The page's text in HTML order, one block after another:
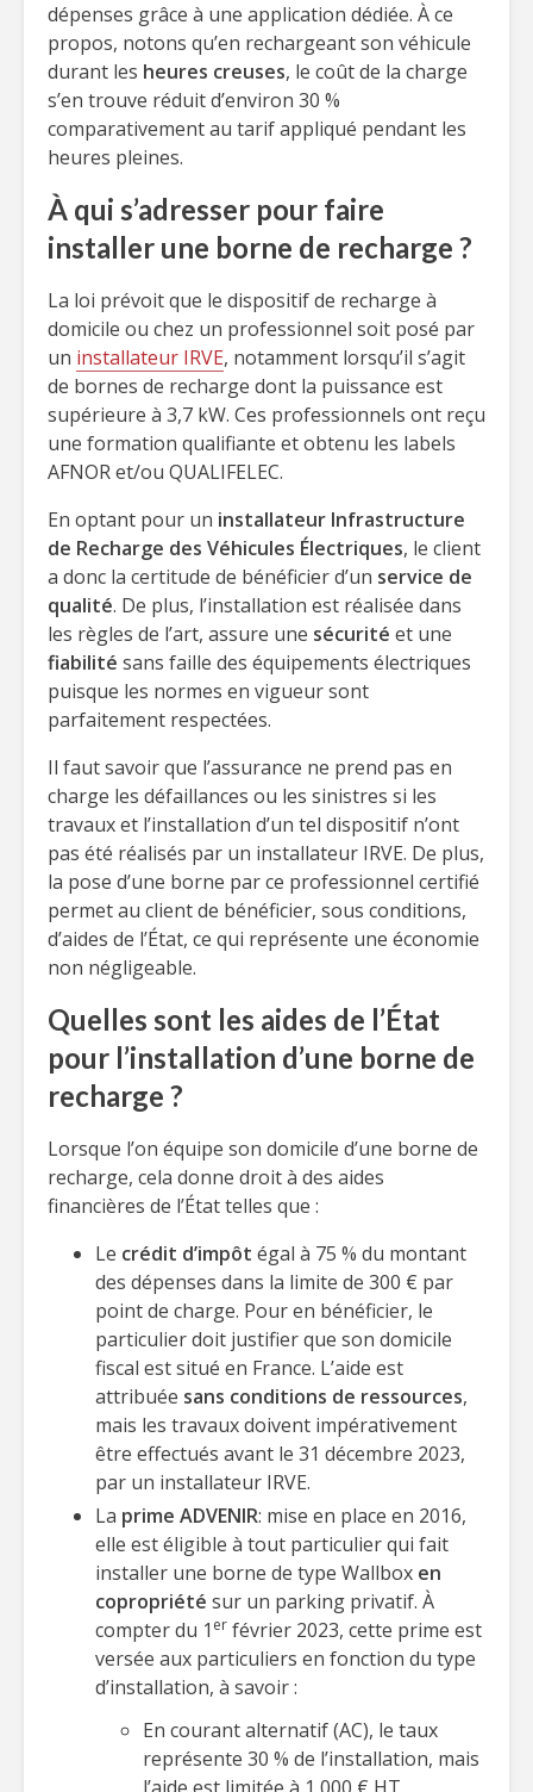
dépenses grâce à une application dédiée. À ce
propos, notons qu’en rechargeant son véhicule
durant les heures creuses, le coût de la charge
s’en trouve réduit d’environ 30 %
comparativement au tarif appliqué pendant les
heures pleines.
À qui s’adresser pour faire
installer une borne de recharge ?
La loi prévoit que le dispositif de recharge à
domicile ou chez un professionnel soit posé par
un installateur IRVE, notamment lorsqu’il s’agit
de bornes de recharge dont la puissance est
supérieure à 3,7 kW. Ces professionnels ont reçu
une formation qualifiante et obtenu les labels
AFNOR et/ou QUALIFELEC.
En optant pour un installateur Infrastructure
de Recharge des Véhicules Électriques, le client
a donc la certitude de bénéficier d’un service de
qualité. De plus, l’installation est réalisée dans
les règles de l’art, assure une sécurité et une
fiabilité sans faille des équipements électriques
puisque les normes en vigueur sont
parfaitement respectées.
Il faut savoir que l’assurance ne prend pas en
charge les défaillances ou les sinistres si les
travaux et l’installation d’un tel dispositif n’ont
pas été réalisés par un installateur IRVE. De plus,
la pose d’une borne par ce professionnel certifié
permet au client de bénéficier, sous conditions,
d’aides de l’État, ce qui représente une économie
non négligeable.
Quelles sont les aides de l’État
pour l’installation d’une borne de
recharge ?
Lorsque l’on équipe son domicile d’une borne de
recharge, cela donne droit à des aides
financières de l’État telles que :
Le crédit d’impôt égal à 75 % du montant
des dépenses dans la limite de 300 € par
point de charge. Pour en bénéficier, le
particulier doit justifier que son domicile
fiscal est situé en France. L’aide est
attribuée sans conditions de ressources,
mais les travaux doivent impérativement
être effectués avant le 31 décembre 2023,
par un installateur IRVE.
La prime ADVENIR: mise en place en 2016,
elle est éligible à tout particulier qui fait
installer une borne de type Wallbox en
copropriété sur un parking privatif. À
compter du 1 er février 2023, cette prime est
versée aux particuliers en fonction du type
d’installation, à savoir :
En courant alternatif (AC), le taux
représente 30 % de l’installation, mais